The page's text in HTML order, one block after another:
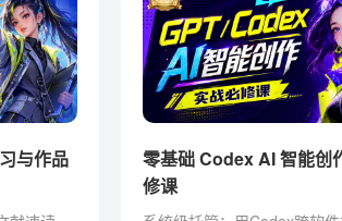
与作品
零基础 Codex AI 智能创作实战必
修课